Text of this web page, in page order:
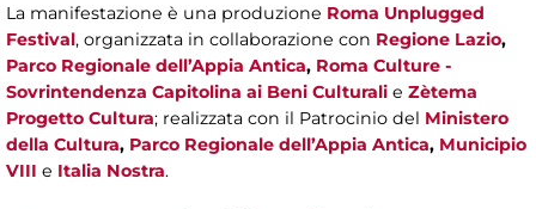
La manifestazione è una produzione Roma Unplugged
Festival, organizzata in collaborazione con Regione Lazio,
Parco Regionale dell’Appia Antica, Roma Culture -
Sovrintendenza Capitolina ai Beni Culturali e Zètema
Progetto Cultura; realizzata con il Patrocinio del Ministero
della Cultura, Parco Regionale dell’Appia Antica, Municipio
VIII e Italia Nostra.